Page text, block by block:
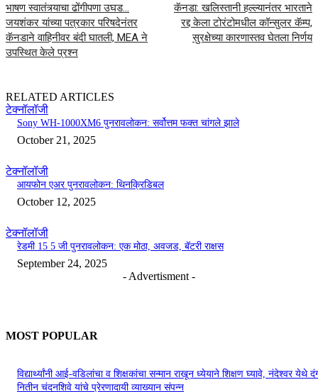
भाषण स्वातंत्र्याचा ढोंगीपणा उघड…
जयशंकर यांच्या पत्रकार परिषदेनंतर
कॅनडाने वाहिनीवर बंदी घातली, MEA ने
उपस्थित केले प्रश्न
कॅनडा: खलिस्तानी हल्ल्यानंतर भारताने
रद्द केला टोरंटोमधील कॉन्सुलर कॅम्प,
सुरक्षेच्या कारणास्तव घेतला निर्णय
RELATED ARTICLES
टेक्नॉलॉजी
Sony WH-1000XM6 पुनरावलोकन: सर्वोत्तम फक्त चांगले झाले
October 21, 2025
टेक्नॉलॉजी
आयफोन एअर पुनरावलोकन: थिनक्रिडिबल
October 12, 2025
टेक्नॉलॉजी
रेडमी 15 5 जी पुनरावलोकन: एक मोठा, अवजड, बॅटरी राक्षस
September 24, 2025
- Advertisment -
MOST POPULAR
विद्यार्थ्यांनी आई-वडिलांचा व शिक्षकांचा सन्मान राखून ध्येयाने शिक्षण घ्यावे, नंदेश्वर येथे
नितीन चंदनशिवे यांचे प्रेरणादायी व्याख्यान संपन्न